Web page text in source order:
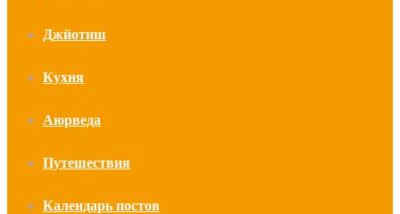
Джйотиш
Кухня
Аюрведа
Путешествия
Календарь постов